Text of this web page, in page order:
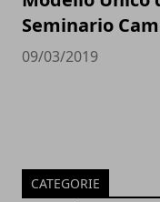
Seminario
09/03/2019
CATEGORIE